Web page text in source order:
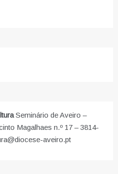
Seminário de Aveiro –
Magalhaes n.º 17 – 3814-
aveiro.pt